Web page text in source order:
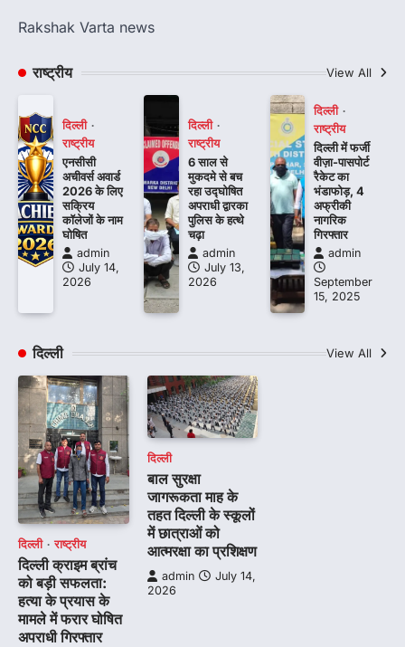
Rakshak Varta news
राष्ट्रीय View All
दिल्ली
राष्ट्रीय
एनसीसी
अचीवर्स अवार्ड
2026 के लिए
सक्रिय
कॉलेजों के नाम
घोषित
admin
July 14,
2026
दिल्ली
राष्ट्रीय
6 साल से
मुकदमे से बच
रहा उद्घोषित
अपराधी द्वारका
पुलिस के हत्थे
चढ़ा
admin
July 13,
2026
दिल्ली
राष्ट्रीय
दिल्ली में फर्जी
वीज़ा-पासपोर्ट
रैकेट का
भंडाफोड़, 4
अफ्रीकी
नागरिक
गिरफ्तार
admin
September
15, 2025
दिल्ली View All
दिल्ली राष्ट्रीय
दिल्ली क्राइम ब्रांच
को बड़ी सफलता:
हत्या के प्रयास के
मामले में फरार घोषित
अपराधी गिरफ्तार
दिल्ली
बाल सुरक्षा
जागरूकता माह के
तहत दिल्ली के स्कूलों
में छात्राओं को
आत्मरक्षा का प्रशिक्षण
admin
July 14,
2026